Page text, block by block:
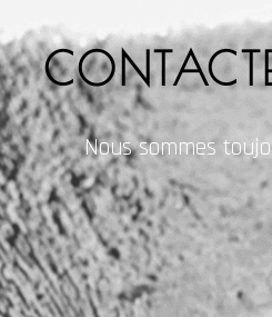
Nous sommes